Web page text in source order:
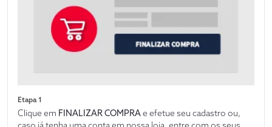
Etapa 1
Clique em FINALIZAR COMPRAe efetue seu cadastro ou,